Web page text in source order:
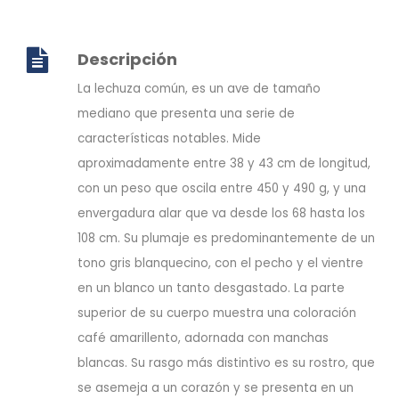
Descripción
La lechuza común, es un ave de tamaño
mediano que presenta una serie de
características notables. Mide
aproximadamente entre 38 y 43 cm de longitud,
con un peso que oscila entre 450 y 490 g, y una
envergadura alar que va desde los 68 hasta los
108 cm. Su plumaje es predominantemente de un
tono gris blanquecino, con el pecho y el vientre
en un blanco un tanto desgastado. La parte
superior de su cuerpo muestra una coloración
café amarillento, adornada con manchas
blancas. Su rasgo más distintivo es su rostro, que
se asemeja a un corazón y se presenta en un